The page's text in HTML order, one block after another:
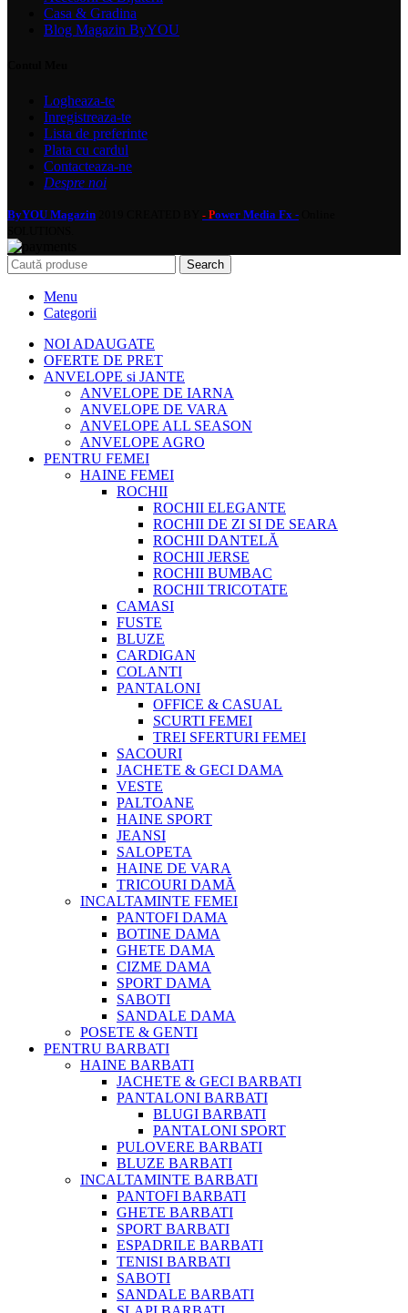
Casa & Gradina
Blog Magazin ByYOU
Logheaza-te
Inregistreaza-te
Lista de preferinte
Plata cu cardul
Contacteaza-ne
Despre noi
ByYOU Magazin - Power Media Fx -
Search
Menu
Categorii
NOI ADAUGATE
OFERTE DE PRET
ANVELOPE si JANTE
ANVELOPE DE IARNA
ANVELOPE DE VARA
ANVELOPE ALL SEASON
ANVELOPE AGRO
PENTRU FEMEI
HAINE FEMEI
ROCHII
ROCHII ELEGANTE
ROCHII DE ZI SI DE SEARA
ROCHII DANTELĂ
ROCHII JERSE
ROCHII BUMBAC
ROCHII TRICOTATE
CAMASI
FUSTE
BLUZE
CARDIGAN
COLANTI
PANTALONI
OFFICE & CASUAL
SCURTI FEMEI
TREI SFERTURI FEMEI
SACOURI
JACHETE & GECI DAMA
VESTE
PALTOANE
HAINE SPORT
JEANSI
SALOPETA
HAINE DE VARA
TRICOURI DAMĂ
INCALTAMINTE FEMEI
PANTOFI DAMA
BOTINE DAMA
GHETE DAMA
CIZME DAMA
SPORT DAMA
SABOTI
SANDALE DAMA
POSETE & GENTI
PENTRU BARBATI
HAINE BARBATI
JACHETE & GECI BARBATI
PANTALONI BARBATI
BLUGI BARBATI
PANTALONI SPORT
PULOVERE BARBATI
BLUZE BARBATI
INCALTAMINTE BARBATI
PANTOFI BARBATI
GHETE BARBATI
SPORT BARBATI
ESPADRILE BARBATI
TENISI BARBATI
SABOTI
SANDALE BARBATI